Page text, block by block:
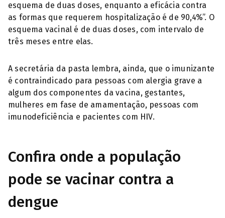
esquema de duas doses, enquanto a eficácia contra
as formas que requerem hospitalização é de 90,4%”. O
esquema vacinal é de duas doses, com intervalo de
três meses entre elas.
A secretária da pasta lembra, ainda, que o imunizante
é contraindicado para pessoas com alergia grave a
algum dos componentes da vacina, gestantes,
mulheres em fase de amamentação, pessoas com
imunodeficiência e pacientes com HIV.
Confira onde a população
pode se vacinar contra a
dengue